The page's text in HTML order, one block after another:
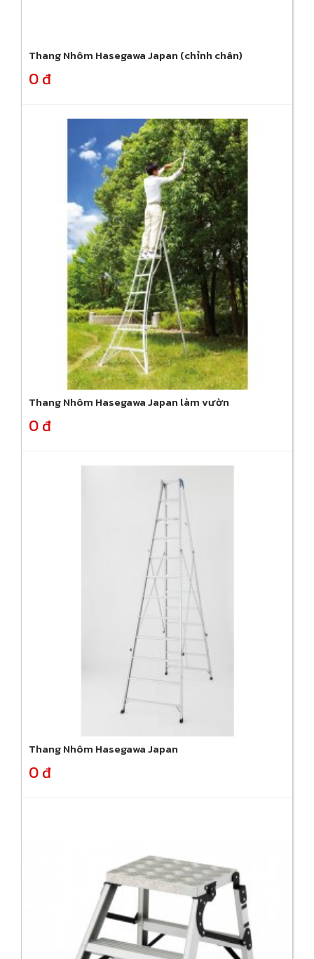
Thang Nhôm Hasegawa Japan (chỉnh chân)
0 đ
Thang Nhôm Hasegawa Japan làm vườn
0 đ
Thang Nhôm Hasegawa Japan
0 đ